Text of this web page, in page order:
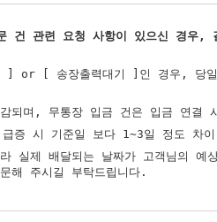
건 관련 요청 사항이 있으신 경우,
] or [ 송장출력대기 ]인 경우, 당
되며, 무통장 입금 건은 입금 연결
증 시 기준일 보다 1~3일 정도 차
실제 배달되는 날짜가 고객님의
해 주시길 부탁드립니다.